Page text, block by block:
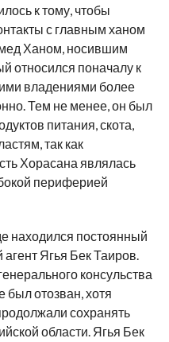
к тому, чтобы
с главным ханом
Ханом, носившим
относился поначалу к
владениями более
Тем не менее, он был
питания, скота,
так как
Хорасана являлась
периферией
находился постоянный
Ягья Бек Таиров.
консульства
был отозван, хотя
сохранять
области. Ягья Бек